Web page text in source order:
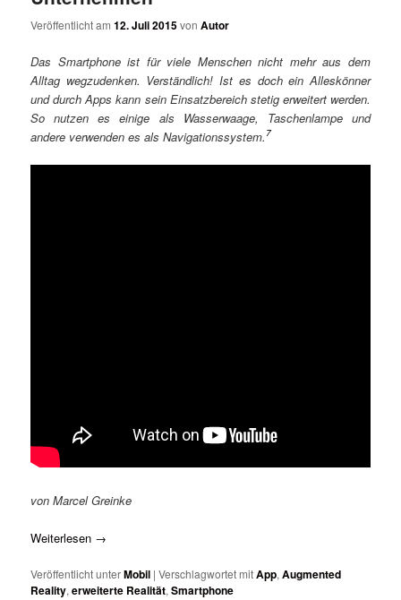
Veröffentlicht am12. Juli 2015vonAutor
Das Smartphone ist für viele Menschen nicht mehr aus dem
Alltag wegzudenken. Verständlich! Ist es doch ein Alleskönner
und durch Apps kann sein Einsatzbereich stetig erweitert werden.
So nutzen es einige als Wasserwaage, Taschenlampe und
andere verwenden es als Navigationssystem. 7
von Marcel Greinke
Weiterlesen →
Veröffentlicht unterMobil |Verschlagwortet mitApp,Augmented
Reality,erweiterte Realität,Smartphone